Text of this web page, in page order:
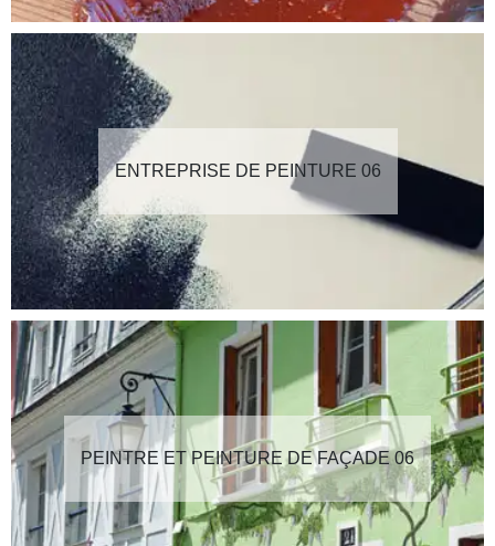
ENTREPRISE DE PEINTURE 06
PEINTRE ET PEINTURE DE FAÇADE 06